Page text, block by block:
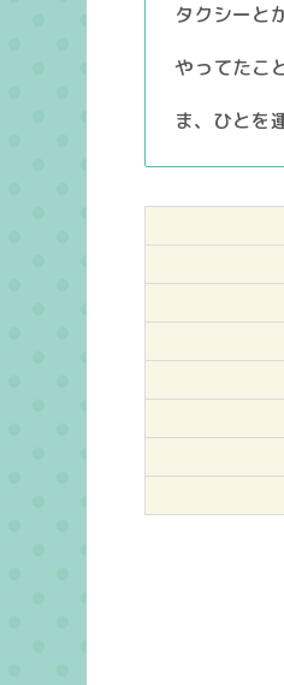
タクシーと
やってたこ
ま、ひとを